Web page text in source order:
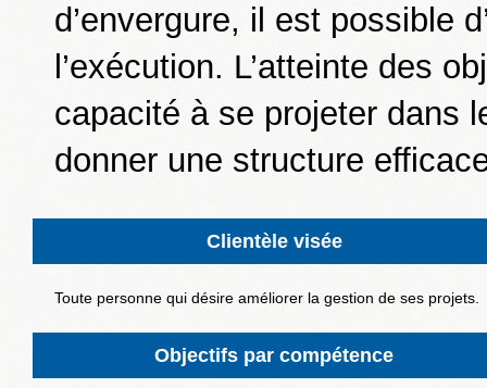
d’envergure, il est possible
l’exécution. L’atteinte des
capacité à se projeter dans
donner une structure
Clientèle visée
Toute personne qui désire améliorer la gestion de ses projets.
Objectifs par compétence